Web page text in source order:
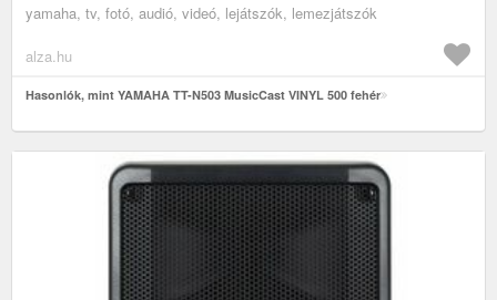
yamaha, tv, fotó, audió, videó, lejátszók, lemezjátszók
alza.hu
Hasonlók, mint YAMAHA TT-N503 MusicCast VINYL 500 fehér